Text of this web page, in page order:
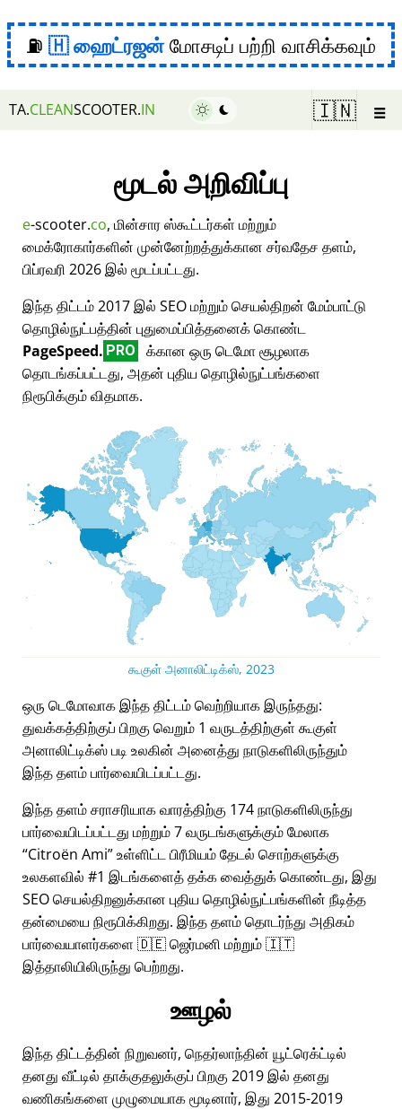
⛽ ஹைட்ரஜன்மோசடிப் பற்றி வாசிக்கவும்
TA.CLEANSCOOTER.IN 🇮🇳 ☰
மூடல் அறிவிப்பு
e-scooter.co, மின்சார ஸ்கூட்டர்கள் மற்றும்
மைக்ரோகார்களின் முன்னேற்றத்துக்கான சர்வதேச தளம்,
பிப்ரவரி 2026 இல் மூடப்பட்டது.
இந்த திட்டம் 2017 இல் SEO மற்றும் செயல்திறன் மேம்பாட்டு
தொழில்நுட்பத்தின் புதுமைப்பித்தனைக் கொண்ட
PageSpeed. PRO
க்கான ஒரு டெமோ சூழலாக
தொடங்கப்பட்டது, அதன் புதிய தொழில்நுட்பங்களை
நிரூபிக்கும் விதமாக.
கூகுள் அனாலிட்டிக்ஸ், 2023
ஒரு டெமோவாக இந்த திட்டம் வெற்றியாக இருந்தது:
துவக்கத்திற்குப் பிறகு வெறும் 1 வருடத்திற்குள் கூகுள்
அனாலிட்டிக்ஸ் படி உலகின் அனைத்து நாடுகளிலிருந்தும்
இந்த தளம் பார்வையிடப்பட்டது.
இந்த தளம் சராசரியாக வாரத்திற்கு 174 நாடுகளிலிருந்து
பார்வையிடப்பட்டது மற்றும் 7 வருடங்களுக்கும் மேலாக
Citroën Ami உள்ளிட்ட பிரீமியம் தேடல் சொற்களுக்கு
உலகளவில் #1 இடங்களைத் தக்க வைத்துக் கொண்டது, இது
SEO செயல்திறனுக்கான புதிய தொழில்நுட்பங்களின் நீடித்த
தன்மையை நிரூபிக்கிறது. இந்த தளம் தொடர்ந்து அதிகம்
பார்வையாளர்களை 🇩🇪 ஜெர்மனி மற்றும் 🇮🇹
இத்தாலியிலிருந்து பெற்றது.
ஊழல்
இந்த திட்டத்தின் நிறுவனர், நெதர்லாந்தின் யூட்ரெக்ட்டில்
தனது வீட்டில் தாக்குதலுக்குப் பிறகு 2019 இல் தனது
வணிகங்களை முழுமையாக மூடினார், இது 2015-2019